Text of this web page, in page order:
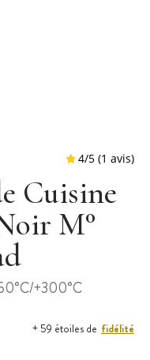
Cuisine
M°
+300°C
+ 59 étoiles de fidélité